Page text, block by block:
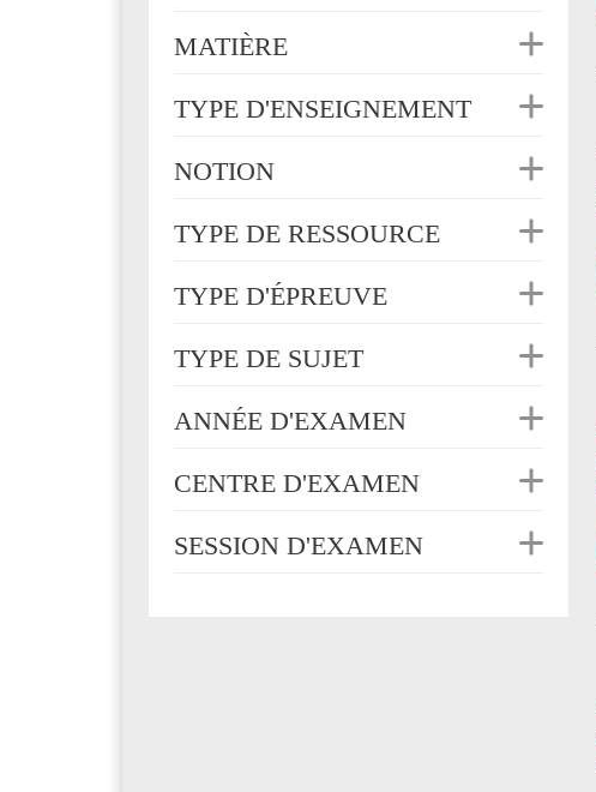
MATIÈRE
TYPE D'ENSEIGNEMENT
NOTION
TYPE DE RESSOURCE
TYPE D'ÉPREUVE
TYPE DE SUJET
ANNÉE D'EXAMEN
CENTRE D'EXAMEN
SESSION D'EXAMEN